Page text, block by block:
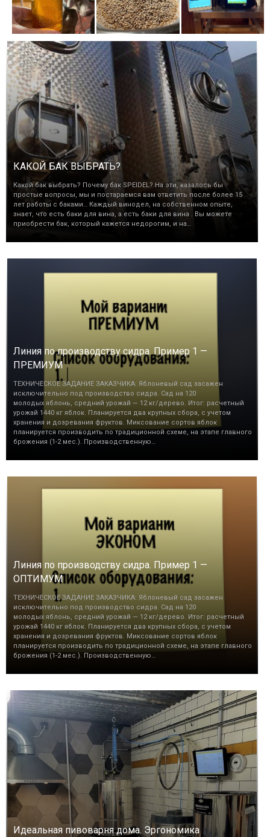
КАКОЙ БАК ВЫБРАТЬ?
Какой бак выбрать? Почему бак SPEIDEL? На эти, казалось бы
простые вопросы, мы и постараемся вам ответить после более 15
лет работы с баками… Каждый винодел, на собственном опыте,
знает, что есть баки для вина, а есть баки для вина . Вы можете
приобрести бак, который кажется недорогим, и на…
Линия по производству сидра. Пример 1 —
ПРЕМИУМ
ТЕХНИЧЕСКОЕ ЗАДАНИЕ ЗАКАЗЧИКА: Яблоневый сад засажен
исключительно под производство сидра. Сад на 120
молодых яблонь, средний урожай — 12 кг/дерево. Итог: расчетный
урожай 1440 кг яблок. Планируется два крупных сбора, с учетом
хранения и дозревания фруктов. Миксование сортов яблок
планируется производить по традиционной схеме, на этапе главного
брожения (1-2 мес.). Производственную…
Линия по производству сидра. Пример 1 —
ОПТИМУМ
ТЕХНИЧЕСКОЕ ЗАДАНИЕ ЗАКАЗЧИКА: Яблоневый сад засажен
исключительно под производство сидра. Сад на 120
молодых яблонь, средний урожай — 12 кг/дерево. Итог: расчетный
урожай 1440 кг яблок. Планируется два крупных сбора, с учетом
хранения и дозревания фруктов. Миксование сортов яблок
планируется производить по традиционной схеме, на этапе главного
брожения (1-2 мес.). Производственную…
Идеальная пивоварня дома. Эргономика